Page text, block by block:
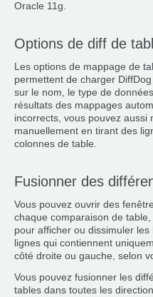
Oracle 11g.
Options de diff de
Les options de mappage de
permettent de charger
sur le nom, le type de
résultats des mappages
incorrects, vous pouvez aussi
manuellement en tirant des
colonnes de table.
Fusionner des
Vous pouvez ouvrir des
chaque comparaison de
pour afficher ou dissimuler
lignes qui contiennent
côté droite ou gauche, selon
Vous pouvez fusionner les
tables dans toutes les